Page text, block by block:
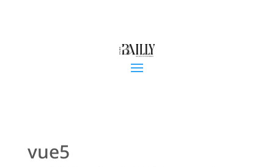
vue5